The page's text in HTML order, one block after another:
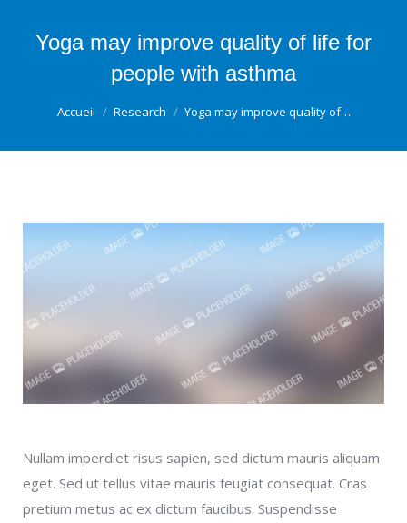
Yoga may improve quality of life for
people with asthma
Vous êtes ici :
Accueil Research Yoga may improve quality of…
Nullam imperdiet risus sapien, sed dictum mauris aliquam
eget. Sed ut tellus vitae mauris feugiat consequat. Cras
pretium metus ac ex dictum faucibus. Suspendisse